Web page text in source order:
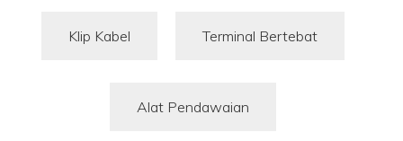
Klip Kabel Terminal Bertebat
Alat Pendawaian